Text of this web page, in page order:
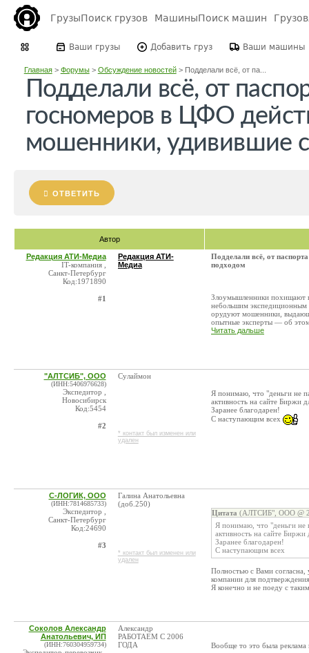
ГрузыПоиск грузов МашиныПоиск машин
Ваши грузы Добавить груз Ваши машины
Главная> Форумы> Обсуждение новостей> Подделали всё, от па...
Подделали всё, от
госномеров в ЦФО
мошенники, удивившие
ОТВЕТИТЬ
Автор
Редакция АТИ-Медиа
IT-компания ,
Санкт-Петербург
Код:1971890
#1
Редакция АТИ-
Медиа
Подделали всё, от
подходом
Злоумышленники похищают
небольшим экспедиционным
орудуют мошенники,
опытные эксперты — об
Читать дальше
"АЛТСИБ", ООО
(ИНН:5406976628)
Экспедитор ,
Новосибирск
Код:5454
#2
Сулаймон
* контакт был изменен или
удален
Я понимаю, что "деньги не
активность на сайте Биржи
Заранее благодарен!
С наступающим всех
С-ЛОГИК, ООО
(ИНН:7814685733)
Экспедитор ,
Санкт-Петербург
Код:24690
#3
Галина Анатольевна
(доб.250)
* контакт был изменен или
удален
Цитата (АЛТСИБ", ООО @
Я понимаю, что "деньги не
активность на сайте
Заранее благодарен!
С наступающим всех
Полностью с Вами согласна,
компании для
Я конечно и не поеду с
Соколов Александр
Анатольевич, ИП
(ИНН:760304959734)
Александр
РАБОТАЕМ С 2006
ГОДА
Вообще то это была